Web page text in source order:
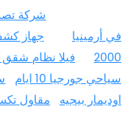
شركة
في أرمينيا
جهاز
2000
فيلا نظام شقق
سياحي جورجيا 10 ايام
اوديمار بيجيه
مقاول